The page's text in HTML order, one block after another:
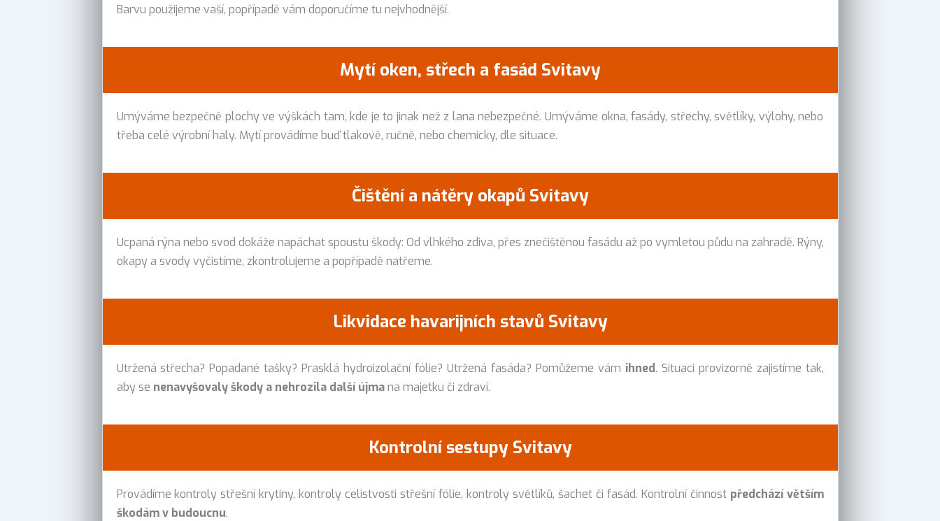
Barvu použijeme vaší, popřípadě vám doporučíme tu nejvhodnější.
Mytí oken, střech a fasád Svitavy
Umýváme bezpečně plochy ve výškách tam, kde je to jinak než z lana nebezpečné. Umýváme okna, fasády, střechy, světlíky, výlohy, nebo
třeba celé výrobní haly. Mytí provádíme buď tlakově, ručně, nebo chemicky, dle situace.
Čištění a nátěry okapů Svitavy
Ucpaná rýna nebo svod dokáže napáchat spoustu škody: Od vlhkého zdiva, přes znečištěnou fasádu až po vymletou půdu na zahradě. Rýny,
okapy a svody vyčistíme, zkontrolujeme a popřípadě natřeme.
Likvidace havarijních stavů Svitavy
Utržená střecha? Popadané tašky? Prasklá hydroizolační fólie? Utržená fasáda? Pomůžeme vám ihned. Situaci provizorně zajistíme tak,
aby se nenavyšovaly škody a nehrozila další újmana majetku či zdraví.
Kontrolní sestupy Svitavy
Provádíme kontroly střešní krytiny, kontroly celistvosti střešní fólie, kontroly světlíků, šachet či fasád. Kontrolní činnost předchází větším
škodám v budoucnu.